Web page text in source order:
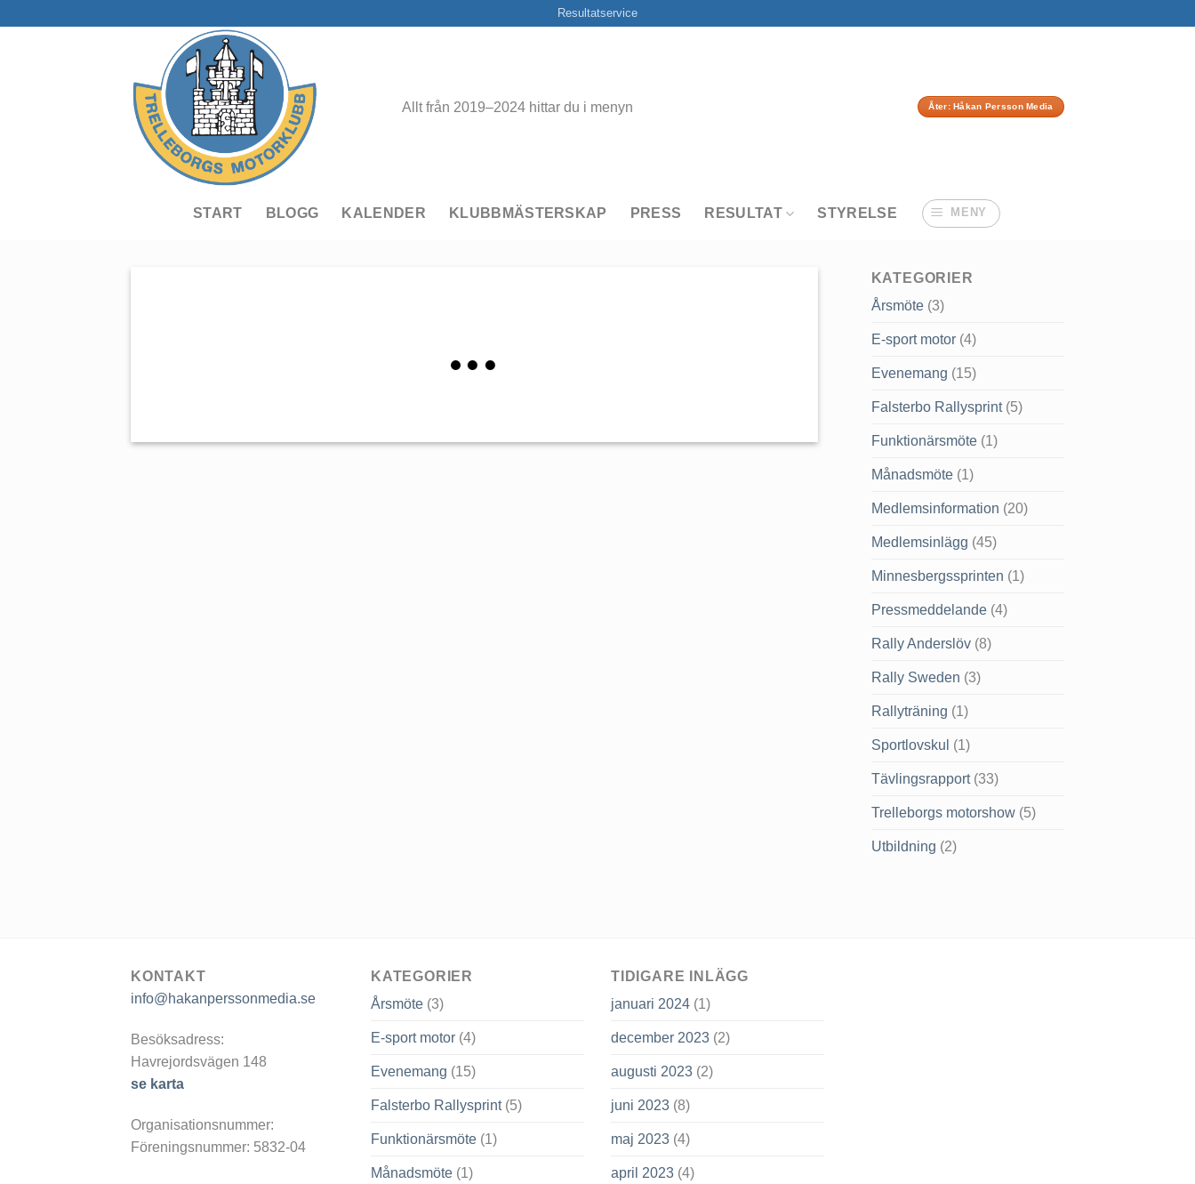
Resultatservice
Allt från 2019–2024 hittar du i menyn Åter: Håkan Persson Media
START BLOGG KALENDER KLUBBMÄSTERSKAP PRESS RESULTAT STYRELSE MENY
KATEGORIER
Årsmöte(3)
E-sport motor(4)
Evenemang (15)
Falsterbo Rallysprint(5)
Funktionärsmöte(1)
Månadsmöte(1)
Medlemsinformation (20)
Medlemsinlägg (45)
Minnesbergssprinten (1)
Pressmeddelande(4)
Rally Anderslöv(8)
Rally Sweden (3)
Rallyträning (1)
Sportlovskul (1)
Tävlingsrapport(33)
Trelleborgs motorshow(5)
Utbildning (2)
KONTAKT
info@hakanperssonmedia.se
Besöksadress:
Havrejordsvägen 148
se karta
Organisationsnummer:
Föreningsnummer: 5832-04
KATEGORIER
Årsmöte (3)
E-sport motor (4)
Evenemang (15)
Falsterbo Rallysprint(5)
Funktionärsmöte (1)
Månadsmöte (1)
TIDIGARE INLÄGG
januari 2024 (1)
december 2023 (2)
augusti 2023 (2)
juni 2023 (8)
maj 2023 (4)
april 2023 (4)